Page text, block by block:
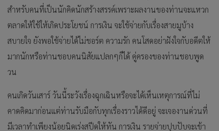
สำหรับคนที่เป็นนักคิดนักสร้างสรรค์เพราะผลงานของท่านจะแหวก
ตลาดให้ใช้ให้เกิดประโยชน์ การเงิน จะใช้จ่ายกับเรื่องสายมูบ้าง
สบายใจ ยังพอใช้จ่ายได้ไม่ชอร์ต ความรัก คนโสดอย่าฝังใจกับอดีตให้
มากนักหรือท่านชอบคนนิสัยแปลกๆก็ได้ คู่ครองของท่านชอบพูด
วน
คนเกิดวันเสาร์ วันนี้ระวังเรื่องฉุกเฉินหรือจะได้เห็นเหตุการณ์ที่ไม่
คาดคิดมาก่อนแต่ท่านรับมือกับทุกเรื่องราวได้ดีอยู่ จะเจองานด่วนที่
มีเวลาทำเพียงน้อยนิดเร่งสปีดให้ทัน การเงิน รายจ่ายปุบปับจะเข้า